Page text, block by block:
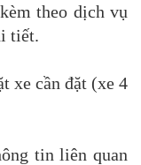
theo dịch vụ
tiết.
xe cần đặt (xe 4
tin liên quan